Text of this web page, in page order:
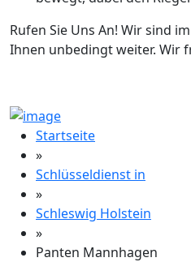
Rufen Sie Uns An! Wir sind
Ihnen unbedingt weiter. Wir
Startseite
»
Schlüsseldienst in
»
Schleswig Holstein
»
Panten Mannhagen